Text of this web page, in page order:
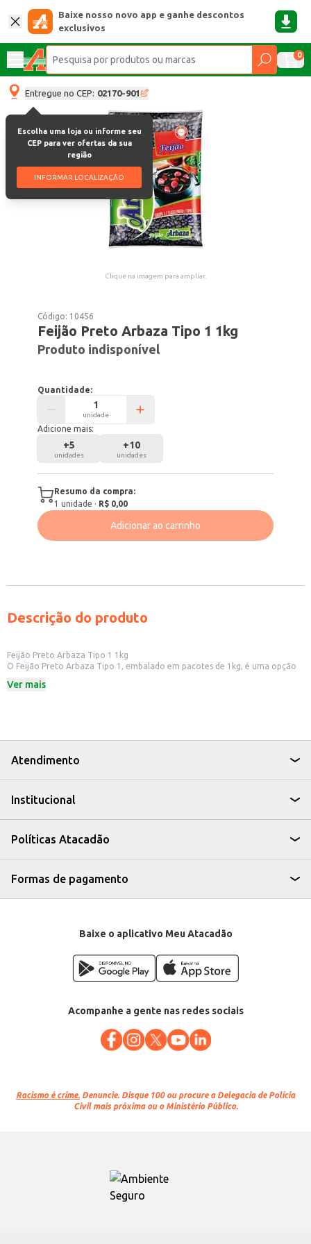
Baixe nosso novo app e ganhe descontos
exclusivos
0
Entregue no CEP: 02170-901
Escolha uma loja ou informe seu
CEP para ver ofertas da sua
região
INFORMAR LOCALIZAÇÃO
Clique na imagem para ampliar.
Código: 10456
Feijão Preto Arbaza Tipo 1 1kg
Produto indisponível
Quantidade:
unidade
Adicione mais:
+5
unidades
+10
unidades
Resumo da compra:
1 unidade · R$ 0,00
Adicionar ao carrinho
Descrição do produto
Feijão Preto Arbaza Tipo 1 1kg
O Feijão Preto Arbaza Tipo 1, embalado em pacotes de 1kg, é uma opção
para o preparo da tradicional feijoada brasileira, o feijão preto também
Pode ser utilizado em sopas e caldos.
Ideal para acompanhamento de pratos principais.
Uma boa opção para saladas nutritivas.
Ver mais
Atendimento
Institucional
Políticas Atacadão
Formas de pagamento
Baixe o aplicativo Meu Atacadão
Acompanhe a gente nas redes sociais
Racismo é crime. Denuncie. Disque 100 ou procure a Delegacia de Polícia
Civil mais próxima ou o Ministério Público.